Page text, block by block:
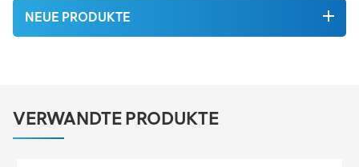
NEUE PRODUKTE
VERWANDTE PRODUKTE